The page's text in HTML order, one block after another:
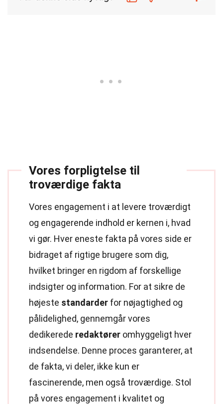
Vores forpligtelse til
troværdige fakta
Vores engagement i at levere troværdigt
og engagerende indhold er kernen i, hvad
vi gør. Hver eneste fakta på vores side er
bidraget af rigtige brugere som dig,
hvilket bringer en rigdom af forskellige
indsigter og information. For at sikre de
højeste standarder for nøjagtighed og
pålidelighed, gennemgår vores
dedikerede redaktører omhyggeligt hver
indsendelse. Denne proces garanterer, at
de fakta, vi deler, ikke kun er
fascinerende, men også troværdige. Stol
på vores engagement i kvalitet og